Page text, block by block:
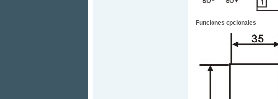
Funciones opcionales